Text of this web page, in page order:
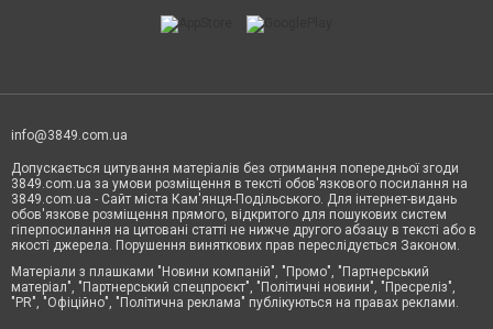
info@3849.com.ua
Допускається цитування матеріалів без отримання попередньої згоди
3849.com.ua за умови розміщення в тексті обов'язкового посилання на
3849.com.ua - Сайт міста Кам'янця-Подільського. Для інтернет-видань
обов'язкове розміщення прямого, відкритого для пошукових систем
гіперпосилання на цитовані статті не нижче другого абзацу в тексті або в
якості джерела. Порушення виняткових прав переслідується Законом.
Матеріали з плашками "Новини компаній", "Промо", "Партнерський
матеріал", "Партнерський спецпроєкт", "Політичні новини", "Пресреліз",
"PR", "Офіційно", "Політична реклама" публікуються на правах реклами.